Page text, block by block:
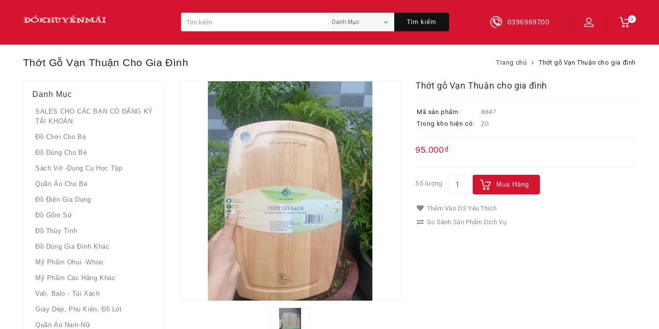
0
0396969700
Tìm kiếm
Thớt Gỗ Vạn Thuận Cho Gia Đình Trang chủ Thớt gỗ Vạn Thuận cho gia đình
Danh Mục
SALES CHO CÁC BẠN CÓ ĐĂNG KÝ
TÀI KHOẢN
Đồ Chơi Cho Bé
Đồ Dùng Cho Bé
Sách Vở -dụng Cụ Học Tập
Quần Áo Cho Bé
Đồ Điện Gia Dụng
Đồ Gốm Sứ
Đồ Thủy Tinh
Đồ Dùng Gia Đình Khác
Mỹ Phẩm Ohui -whoo
Mỹ Phẩm Các Hãng Khác
Vali, Balo - Túi Xách
Giày Dép, Phụ Kiện, Đồ Lót
Quần Áo Nam-Nữ
Thớt gỗ Vạn Thuận cho gia đình
Mã sản phẩm:
8847
Trong kho hiện có:
20
95.000₫
Số lượng Mua Hàng
Thêm Vào DS Yêu Thích
So Sánh Sản Phẩm Dịch Vụ